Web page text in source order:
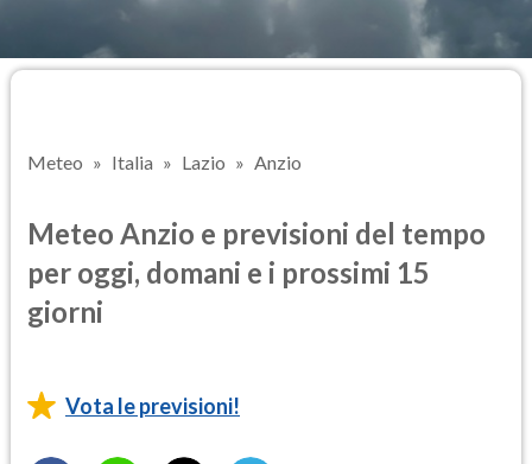
Meteo Italia Lazio Anzio
Meteo Anzio e previsioni del tempo
per oggi, domani e i prossimi 15
giorni
Vota le previsioni!